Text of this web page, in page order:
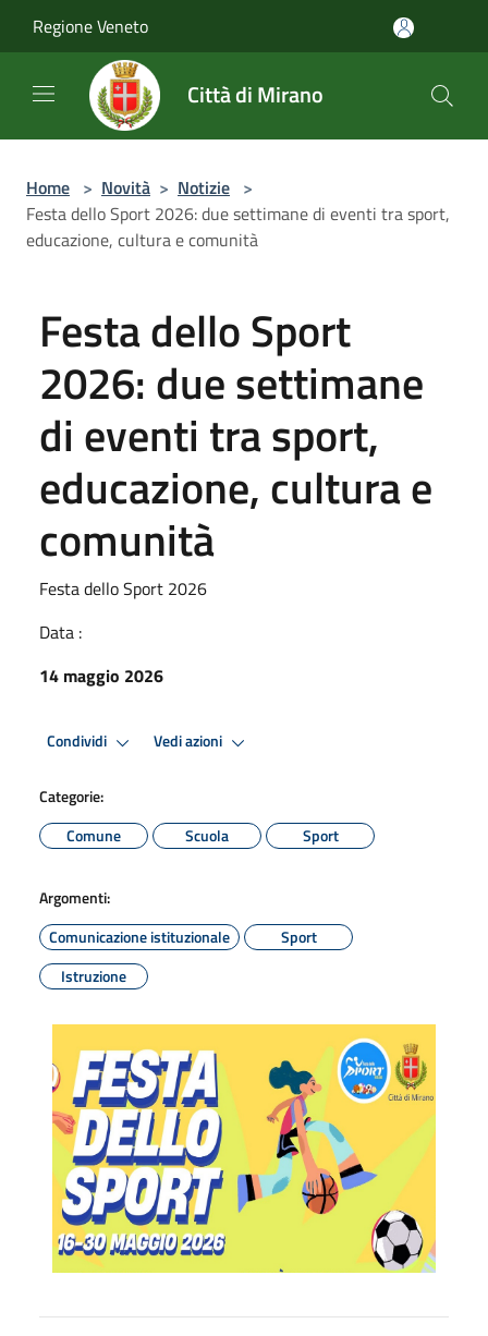
Regione Veneto
Città di Mirano
Home > Novità > Notizie >
Festa dello Sport 2026: due settimane di eventi tra sport,
educazione, cultura e comunità
Festa dello Sport
2026: due settimane
di eventi tra sport,
educazione, cultura e
comunità
Festa dello Sport 2026
Data :
14 maggio 2026
Condividi Vedi azioni
Categorie:
Comune
Scuola Sport
Argomenti:
Comunicazione istituzionale
Sport
Istruzione